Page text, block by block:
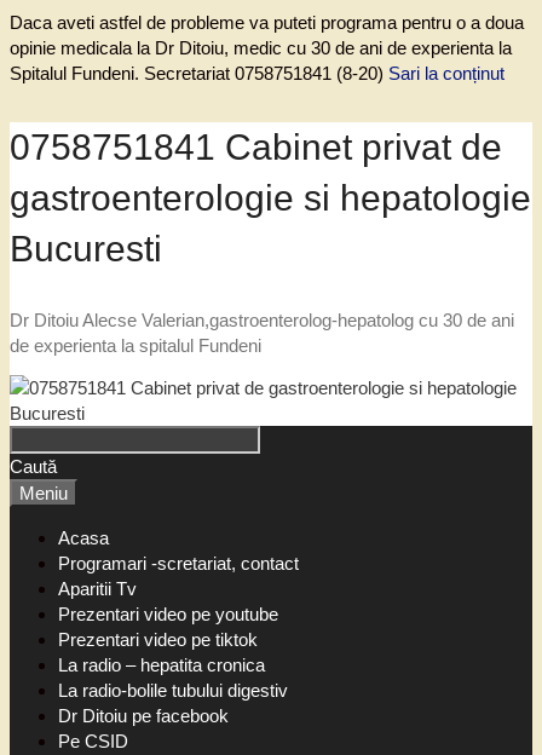
Daca aveti astfel de probleme va puteti programa pentru o a doua
opinie medicala la Dr Ditoiu, medic cu 30 de ani de experienta la
Spitalul Fundeni. Secretariat 0758751841 (8-20) Sari la conținut
0758751841 Cabinet privat de
gastroenterologie si hepatologie
Bucuresti
Dr Ditoiu Alecse Valerian,gastroenterolog-hepatolog cu 30 de ani
de experienta la spitalul Fundeni
Caută
Meniu
Acasa
Programari -scretariat, contact
Aparitii Tv
Prezentari video pe youtube
Prezentari video pe tiktok
La radio – hepatita cronica
La radio-bolile tubului digestiv
Dr Ditoiu pe facebook
Pe CSID